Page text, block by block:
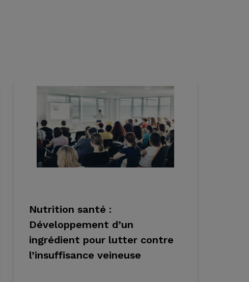
Nutrition santé :
Développement d’un
ingrédient pour lutter contre
l’insuffisance veineuse